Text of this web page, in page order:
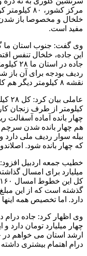
مرکز کشور،
خلخال و مخصوصا باز
مفید است.
وی گفت: جنوب استان ما
این جاده، خلخال تنفس
جاده
نقشه ۸ کیلومتر دیگر هم کاملا تمام شده است.
چهار بانده آماده
هم چهار بانده شدن
بیله سوار ردیف ملی دارد
که چهار بانده شود.
دارد. اما تخصیص همه
چهار میلیارد تومان دارد
ارشد استان می خواهم
درام اهتمام بیشتری داشته